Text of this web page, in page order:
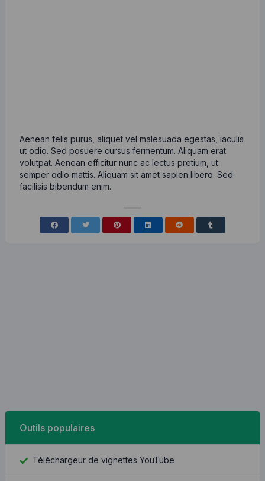
Aenean felis purus, aliquet vel malesuada egestas, iaculis
ut odio. Sed posuere cursus fermentum. Aliquam erat
volutpat. Aenean efficitur nunc ac lectus pretium, ut
semper odio mattis. Aliquam sit amet sapien libero. Sed
facilisis bibendum enim.
Outils populaires
Téléchargeur de vignettes YouTube